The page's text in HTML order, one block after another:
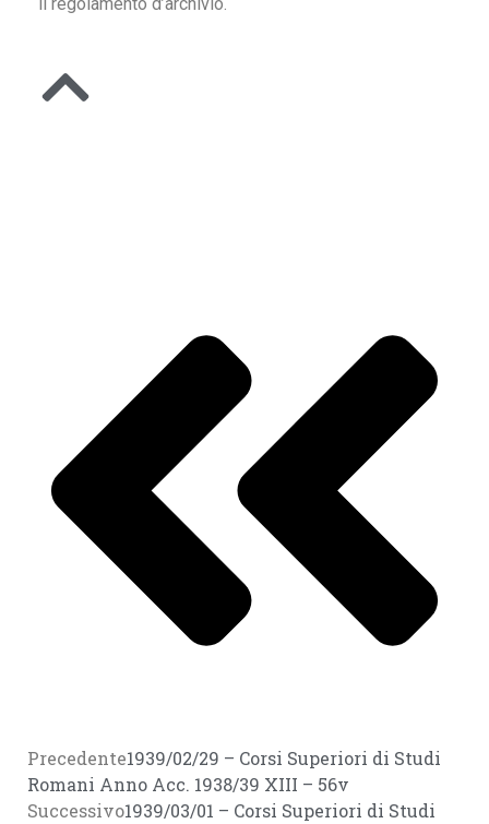
il regolamento d’archivio.
Precedente1939/02/29 – Corsi Superiori di Studi
Romani Anno Acc. 1938/39 XIII – 56v
Successivo1939/03/01 – Corsi Superiori di Studi